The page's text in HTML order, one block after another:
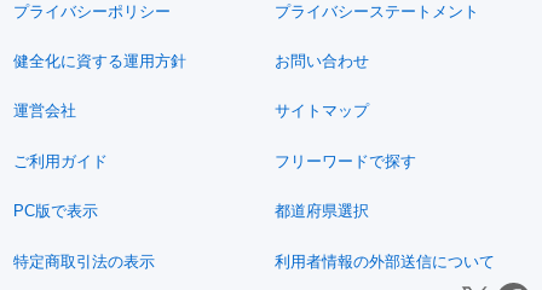
プライバシーポリシー プライバシーステートメント
健全化に資する運用方針 お問い合わせ
運営会社 サイトマップ
ご利用ガイド フリーワードで探す
PC版で表示 都道府県選択
特定商取引法の表示 利用者情報の外部送信について